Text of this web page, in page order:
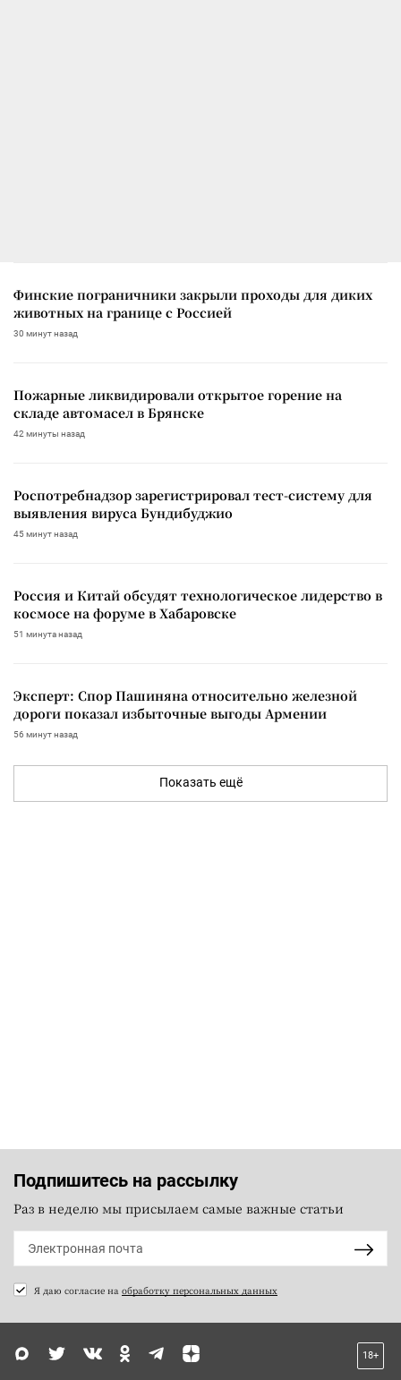
Финские пограничники закрыли проходы для диких
животных на границе с Россией
30 минут назад
Пожарные ликвидировали открытое горение на
складе автомасел в Брянске
42 минуты назад
Роспотребнадзор зарегистрировал тест-систему для
выявления вируса Бундибуджио
45 минут назад
Россия и Китай обсудят технологическое лидерство в
космосе на форуме в Хабаровске
51 минута назад
Эксперт: Спор Пашиняна относительно железной
дороги показал избыточные выгоды Армении
56 минут назад
Показать ещё
Подпишитесь на рассылку
Раз в неделю мы присылаем самые важные статьи
Я даю согласие на обработку персональных данных
18+